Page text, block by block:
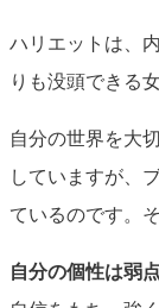
ハリエットは、
りも没頭できる女
自分の世界を大
していますが、
ているのです。
自分の個性は弱